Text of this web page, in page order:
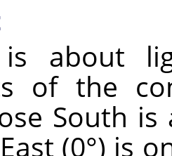
about
of the
South
(0°) is